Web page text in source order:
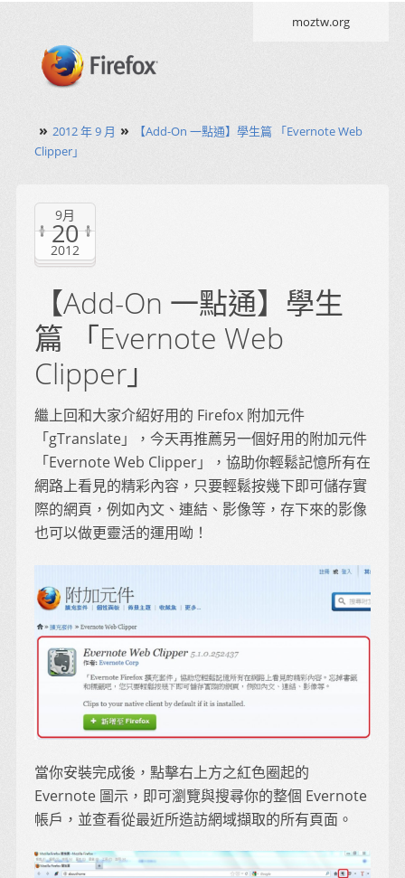
moztw.org
» 2012 年 9 月 »
【Add-On 一點通】學生篇 「Evernote Web
Clipper」
9月
20
2012
【Add-On 一點通】學生
篇 「Evernote Web
Clipper」
繼上回和大家介紹好用的 Firefox 附加元件
「gTranslate」，今天再推薦另一個好用的附加元件
「Evernote Web Clipper」，協助你輕鬆記憶所有在
網路上看見的精彩內容，只要輕鬆按幾下即可儲存實
際的網頁，例如內文、連結、影像等，存下來的影像
也可以做更靈活的運用呦！
當你安裝完成後，點擊右上方之紅色圈起的
Evernote 圖示，即可瀏覽與搜尋你的整個 Evernote
帳戶，並查看從最近所造訪網域擷取的所有頁面。